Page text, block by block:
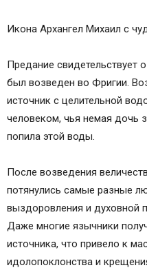
Икона Архангел Михаил с
Предание свидетельствует
был возведен во Фригии.
источник с целительной
человеком, чья немая дочь
попила этой воды.
После возведения
потянулись самые разные
выздоровления и
Даже многие язычники
источника, что привело к
идолопоклонства и